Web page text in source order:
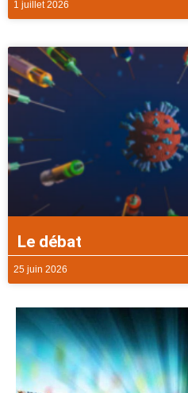
1 juillet 2026
Le débat
25 juin 2026